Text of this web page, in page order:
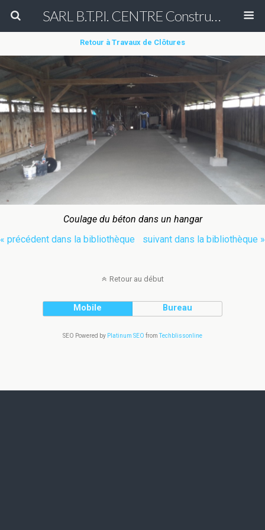
SARL B.T.P.I. CENTRE Construction et Rénovation de court de tennis en béton poreux Peinture entretien réparation nettoyage démoussage de terrain de tennis & Aménagement des allées de cimetière en béton poreux (béton drainant)
Retour à Travaux de Clôtures
Coulage du béton dans un hangar
« précédent dans la bibliothèque
suivant dans la bibliothèque »
Retour au début
Mobile Bureau
SEO Powered by Platinum SEO fromTechblissonline